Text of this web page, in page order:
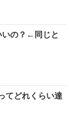
いの？←同じと
てどれくらい達